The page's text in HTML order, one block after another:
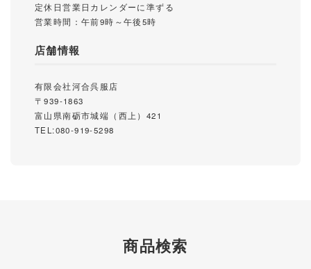
商品検索
定休日営業日カレンダーに準ずる
営業時間：午前9時～午後5時
店舗情報
有限会社河合呉服店
〒939-1863
富山県南砺市城端（西上）421
TEL:080-919-5298